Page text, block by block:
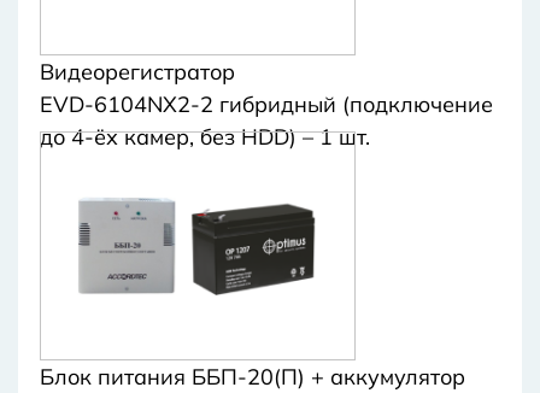
Видеорегистратор
EVD-6104NX2-2 гибридный (подключение
до 4-ёх камер, без HDD) – 1 шт.
Блок питания ББП-20(П) + аккумулятор